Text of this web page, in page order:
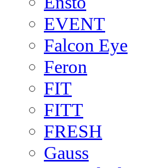
EVENT
Falcon Eye
Feron
FIT
FITT
FRESH
Gauss